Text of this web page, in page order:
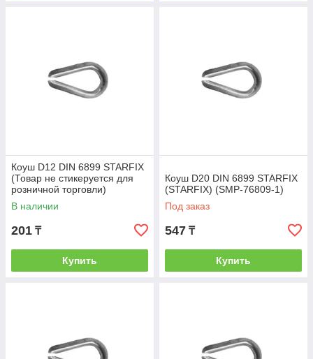
Коуш D12 DIN 6899 STARFIX
(Товар не стикеруется для
розничной торговли)
(STARFIX) (SMP-76801-1)
В наличии
201 ₸
Купить
Коуш D20 DIN 6899 STARFIX
(STARFIX) (SMP-76809-1)
Под заказ
547 ₸
Купить